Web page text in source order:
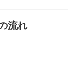
流れ